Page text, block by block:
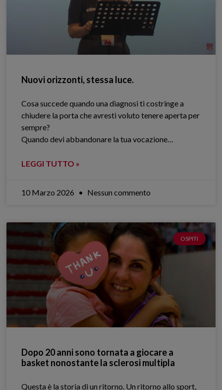
Nuovi orizzonti, stessa luce.
Cosa succede quando una diagnosi ti costringe a
chiudere la porta che avresti voluto tenere aperta per
sempre?
Quando devi abbandonare la tua vocazione…
LEGGI TUTTO »
10 Marzo 2026 Nessun commento
OSPITI
Dopo 20 anni sono tornata a giocare a
basket nonostante la sclerosi multipla
Questa è la storia di un ritorno. Un ritorno allo sport,